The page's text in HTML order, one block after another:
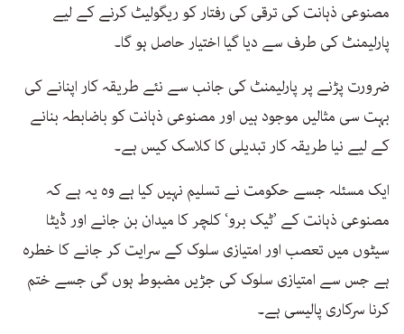
مصنوعی ذہانت کی ترقی کی رفتار کو ریگولیٹ کرنے کے لیے
پارلیمنٹ کی طرف سے دیا گیا اختیار حاصل ہو گا۔
ضرورت پڑنے پر پارلیمنٹ کی جانب سے نئے طریقہ کار اپنانے کی
بہت سی مثالیں موجود ہیں اور مصنوعی ذہانت کو باضابطہ بنانے
کے لیے نیا طریقہ کار تبدیلی کا کلاسک کیس ہے۔
ایک مسئلہ جسے حکومت نے تسلیم نہیں کیا ہے وہ یہ ہے کہ
مصنوعی ذہانت کے ’ٹیک برو‘ کلچر کا میدان بن جانے اور ڈیٹا
سیٹوں میں تعصب اور امتیازی سلوک کے سرایت کر جانے کا خطرہ
ہے جس سے امتیازی سلوک کی جڑیں مضبوط ہوں گی جسے ختم
کرنا سرکاری پالیسی ہے۔